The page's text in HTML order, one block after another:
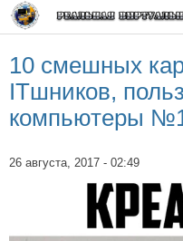
10 смешных
ITшников,
компьютеры
26 августа, 2017 - 02:49